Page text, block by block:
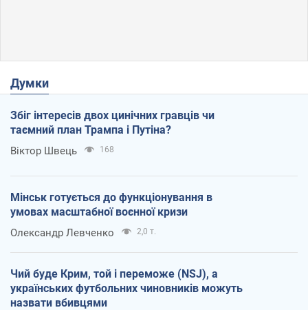
Думки
Збіг інтересів двох цинічних гравців чи
таємний план Трампа і Путіна?
Віктор Швець 168
Мінськ готується до функціонування в
умовах масштабної воєнної кризи
Олександр Левченко 2,0 т.
Чий буде Крим, той і переможе (NSJ), а
українських футбольних чиновників можуть
назвати вбивцями